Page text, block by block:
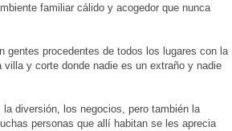
familiar cálido y acogedor que nunca
gentes procedentes de todos los lugares con la
y corte donde nadie es un extraño y nadie
diversión, los negocios, pero también la
personas que allí habitan se les aprecia